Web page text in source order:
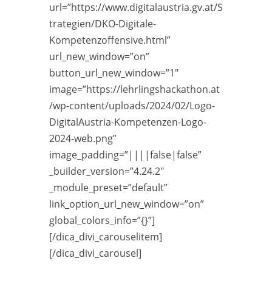
url=”https://www.digitalaustria.gv.at/S
trategien/DKO-Digitale-
Kompetenzoffensive.html”
url_new_window=”on”
button_url_new_window=”1″
image=”https://lehrlingshackathon.at
/wp-content/uploads/2024/02/Logo-
DigitalAustria-Kompetenzen-Logo-
2024-web.png”
image_padding=”||||false|false”
_builder_version=”4.24.2″
_module_preset=”default”
link_option_url_new_window=”on”
global_colors_info=”{}”]
[/dica_divi_carouselitem]
[/dica_divi_carousel]